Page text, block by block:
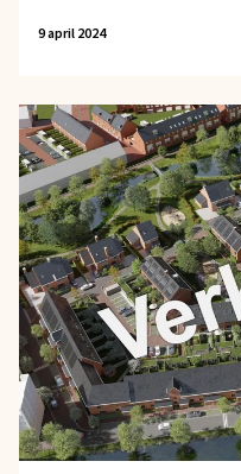
9 april 2024